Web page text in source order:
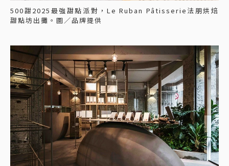
500甜2025最強甜點派對，Le Ruban Pâtisserie法朋烘焙
甜點坊出攤。圖／品牌提供